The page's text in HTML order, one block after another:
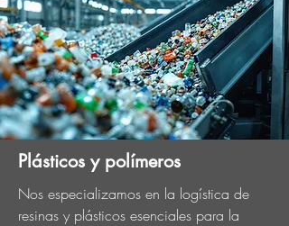
Plásticos y polímeros
Nos especializamos en la logística de
resinas y plásticos esenciales para la